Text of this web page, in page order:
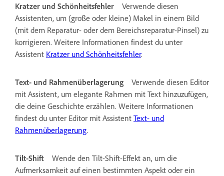
Kratzer und Schönheitsfehler
Verwende diesen
Assistenten, um (große oder kleine) Makel in einem Bild
(mit dem Reparatur- oder dem Bereichsreparatur-Pinsel) zu
korrigieren. Weitere Informationen findest du unter
Assistent Kratzer und Schönheitsfehler.
Text- und Rahmenüberlagerung
Verwende diesen Editor
mit Assistent, um elegante Rahmen mit Text hinzuzufügen,
die deine Geschichte erzählen. Weitere Informationen
findest du unter Editor mit Assistent Text- und
Rahmenüberlagerung.
Tilt-Shift
Wende den Tilt-Shift-Effekt an, um die
Aufmerksamkeit auf einen bestimmten Aspekt oder ein